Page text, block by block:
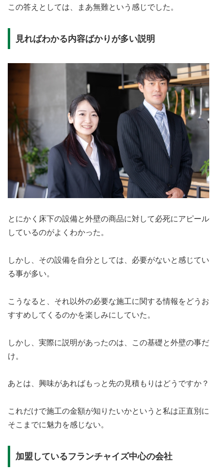
この答えとしては、まあ無難という感じでした。
見ればわかる内容ばかりが多い説明
とにかく床下の設備と外壁の商品に対して必死にアピール
しているのがよくわかった。
しかし、その設備を自分としては、必要がないと感じてい
る事が多い。
こうなると、それ以外の必要な施工に関する情報をどうお
すすめしてくるのかを楽しみにしていた。
しかし、実際に説明があったのは、この基礎と外壁の事だ
け。
あとは、興味があればもっと先の見積もりはどうですか？
これだけで施工の金額が知りたいかというと私は正直別に
そこまでに魅力を感じない。
加盟しているフランチャイズ中心の会社